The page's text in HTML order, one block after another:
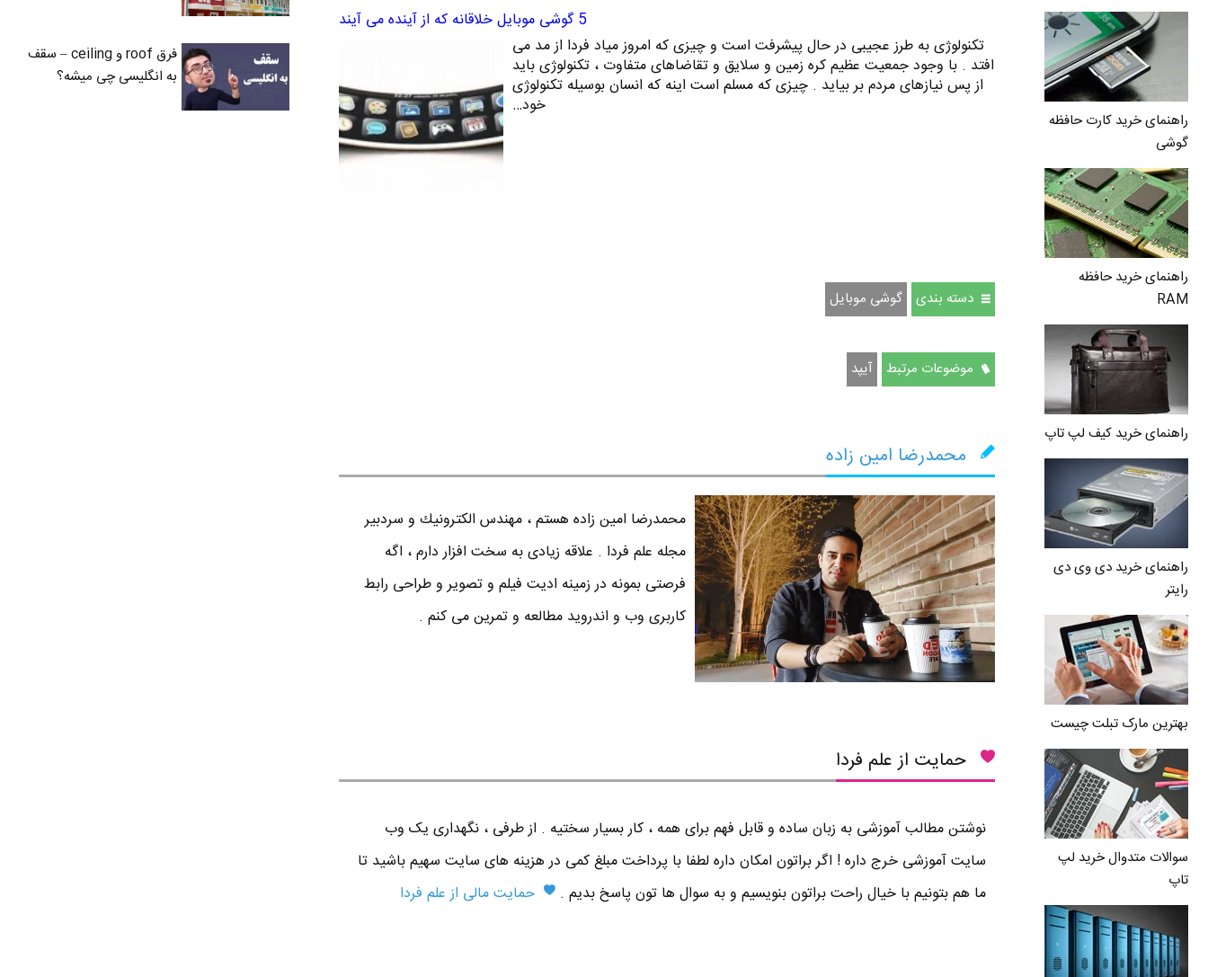
راهنمای خرید کارت حافظه
گوشی
راهنمای خرید حافظه
RAM
راهنمای خرید کیف لپ تاپ
راهنمای خرید دی وی دی
رایتر
بهترین مارک تبلت چیست
سوالات متدوال خرید لپ
تاپ
5 گوشی موبایل خلاقانه که از آینده می آیند
تکنولوژی به طرز عجیبی در حال پیشرفت است و چیزی که امروز میاد فردا از مد می
افتد . با وجود جمعیت عظیم کره زمین و سلایق و تقاضاهای متفاوت ، تکنولوژی باید
از پس نیازهای مردم بر بیاید . چیزی که مسلم است اینه که انسان بوسیله تکنولوژی
خود…
دسته بندی گوشی موبایل
موضوعات مرتبط آیپد
محمدرضا امین زاده
محمدرضا امين زاده هستم ، مهندس الكترونيك و سردبير
مجله علم فردا . علاقه زیادی به سخت افزار دارم ، اگه
فرصتی بمونه در زمینه ادیت فیلم و تصویر و طراحی رابط
کاربری وب و اندروید مطالعه و تمرین می کنم .
حمایت از علم فردا
نوشتن مطالب آموزشی به زبان ساده و قابل فهم برای همه ، کار بسیار سختیه . از طرفی ، نگهداری یک وب
سایت آموزشی خرج داره ! اگر براتون امکان داره لطفا با پرداخت مبلغ کمی در هزینه های سایت سهیم باشید تا
ما هم بتونیم با خیال راحت براتون بنویسیم و به سوال ها تون پاسخ بدیم .
حمایت مالی از علم فردا
فرق roof و ceiling – سقف
به انگلیسی چی میشه؟